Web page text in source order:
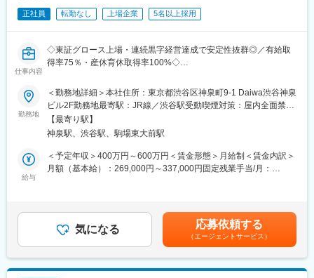
バーが必要なことから当ポストを募集します。
◎新商品や新サービスの企画・立案、既存サービスの改良、ま
た、これらのプロジェクトマネジメント
◎仮説構築・SQLを利用したデータ取得・BIツールを用いた分析
による検証
◎法令・ガイドラインの調査・ビジネス意見の作成・レポートの
作成
◎各種契約書のドラフト作成・社内法務部・ステークホルダーと
の契約条文調整
◎ステークホルダーとの各種交渉・調整
メンテーション・SQL・データ分析・プレゼンテーションスキル
など）をフル活用しながら、PayPayのスピード感あふれるダイナ
ミックな業務を日々経験できます。旧来の大企業のような階層的
営陣の間近で業務を行うことが可能で、企業やサービスを動かし
正社員 転勤なし 上場企業 5名以上採用
仕事内容
◇東証グロース上場・連続黒字経営達成で安定性抜群◎／有給取
得率75％・産休育休取得率100%◇
■ポジション概要：
当社は「日本の全世代を活性化する」をMissionとして掲げ、現
在、全国の開発拠点（ラボ）と連携し最新技術を使ったWebシス
テム開発と地方の地場企業をDX化し世の中をデジタル化すべく、
開発を行うシステム開発会社です。
現在複数サービスを展開しておりますが、今回SESを拡大するべ
く、メンバーを大々的に募集させていただく運びとなりました。
＜案件例＞
・ブランド等のリストアプリに伴う開発案件（Go言語）
・CMSを使用したECサイト構築（Java）
勤務地
＜勤務地詳細＞本社住所：東京都渋谷区神泉町9-1 Daiwa渋谷神泉
ビル2F勤務地最寄駅：JR線／渋谷駅受動喫煙対策：屋内全面禁煙
変更の範囲：会社の定める事業所（リモートワーク含む）
【最寄り駅】
神泉駅、渋谷駅、駒場東大前駅
給与
＜予定年収＞400万円～600万円＜賃金形態＞月給制＜賃金内訳＞
月額（基本給）：269,000円～337,000円固定残業手当/月：
に関しましては、前職のスキルを考慮し、決定いたします。■給与
改定：年2回（4月・10月）■賞与：有（業績賞与）賃金はあくま
でも目安の金額であり、選考を通じて上下する可能性がありま
す。月給(月額)は固定手当を含めた表記です。
気になる 応募依頼する
（エージェントサービス）